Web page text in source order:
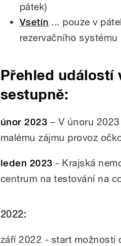
pátek)
Vsetín ... pouze v
rezervačního systému
Přehled událostí
sestupně:
únor 2023 – V únoru
malému zájmu provoz
leden 2023 - Krajská
centrum na testování na
2022:
září 2022 - start možnosti